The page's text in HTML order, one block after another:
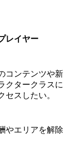
レイヤー
コンテンツや新
クタークラスに
セスしたい。
やエリアを解除